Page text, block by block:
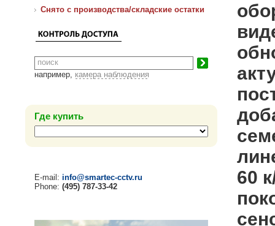
Cнято с производства/складские остатки
например, камера наблюдения
Где купить
E-mail: info@smartec-cctv.ru
Phone: (495) 787-33-42
60